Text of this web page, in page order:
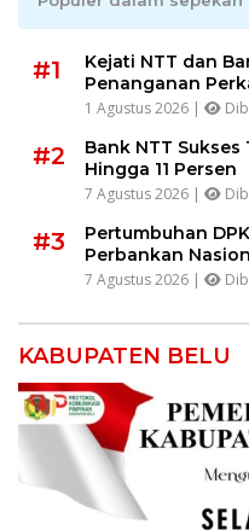
#1
Kejati NTT dan
Penanganan
1 Agustus 2026 |
#2
Bank NTT
Hingga 11 Persen
7 Agustus 2026 |
#3
Pertumbuhan
Perbankan
7 Agustus 2026 |
KABUPATEN BELU